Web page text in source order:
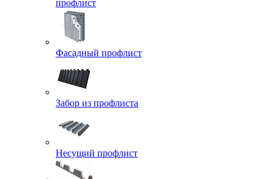
профлист
Фасадный профлист
Забор из профлиста
Несущий профлист